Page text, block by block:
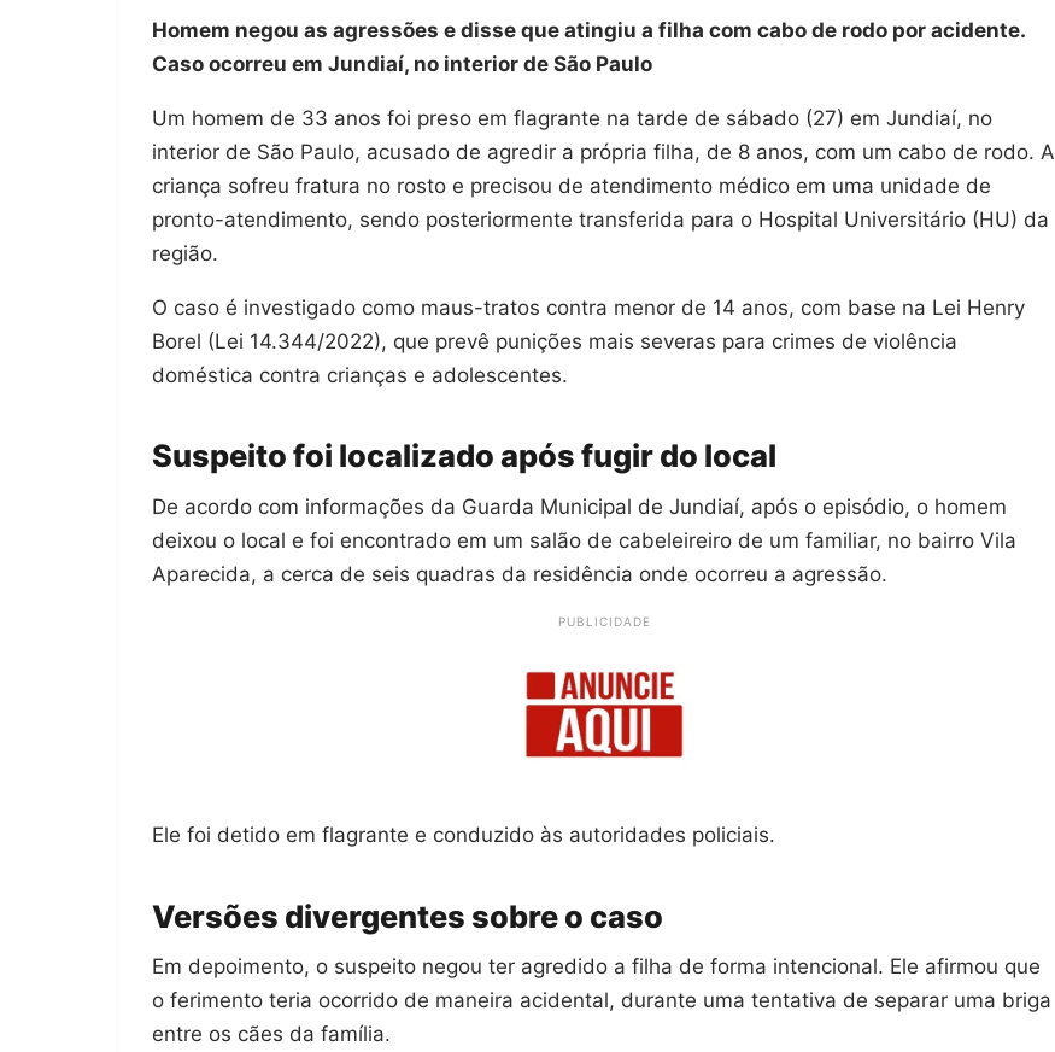
Homem negou as agressões e disse que atingiu a filha com cabo de rodo por acidente.
Caso ocorreu em Jundiaí, no interior de São Paulo
Um homem de 33 anos foi preso em flagrante na tarde de sábado (27) em Jundiaí, no
interior de São Paulo, acusado de agredir a própria filha, de 8 anos, com um cabo de rodo. A
criança sofreu fratura no rosto e precisou de atendimento médico em uma unidade de
pronto-atendimento, sendo posteriormente transferida para o Hospital Universitário (HU) da
região.
O caso é investigado como maus-tratos contra menor de 14 anos, com base na Lei Henry
Borel (Lei 14.344/2022), que prevê punições mais severas para crimes de violência
doméstica contra crianças e adolescentes.
Suspeito foi localizado após fugir do local
De acordo com informações da Guarda Municipal de Jundiaí, após o episódio, o homem
deixou o local e foi encontrado em um salão de cabeleireiro de um familiar, no bairro Vila
Aparecida, a cerca de seis quadras da residência onde ocorreu a agressão.
PUBLICIDADE
Ele foi detido em flagrante e conduzido às autoridades policiais.
Versões divergentes sobre o caso
Em depoimento, o suspeito negou ter agredido a filha de forma intencional. Ele afirmou que
o ferimento teria ocorrido de maneira acidental, durante uma tentativa de separar uma briga
entre os cães da família.